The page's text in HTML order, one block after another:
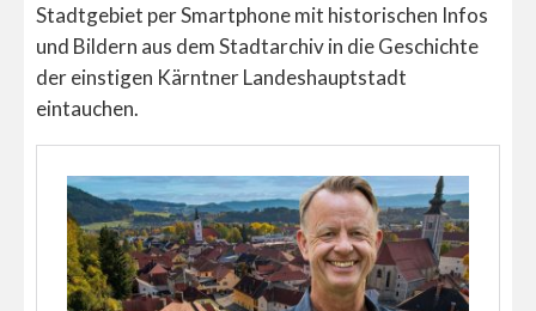
Stadtgebiet per Smartphone mit historischen Infos
und Bildern aus dem Stadtarchiv in die Geschichte
der einstigen Kärntner Landeshauptstadt
eintauchen.